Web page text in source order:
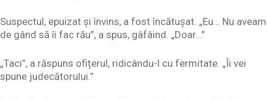
Suspectul, epuizat și învins, a fost încătușat. „Eu… Nu aveam
de gând să îi fac rău”, a spus, gâfâind. „Doar…”
„Taci”, a răspuns ofițerul, ridicându-l cu fermitate. „Îi vei
spune judecătorului.”